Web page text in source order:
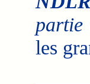
partie
les